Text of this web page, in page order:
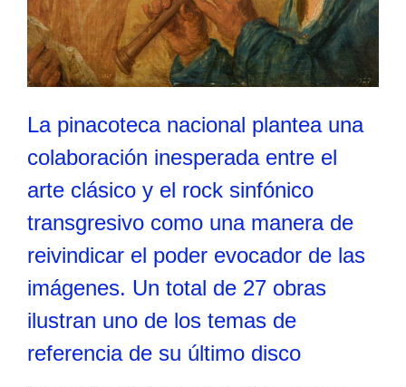
La pinacoteca nacional plantea una
colaboración inesperada entre el
arte clásico y el rock sinfónico
transgresivo como una manera de
reivindicar el poder evocador de las
imágenes. Un total de 27 obras
ilustran uno de los temas de
referencia de su último disco